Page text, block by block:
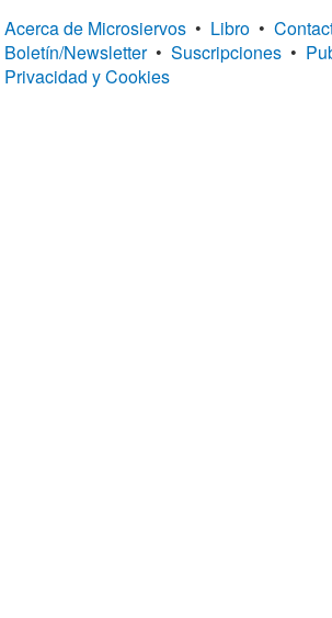
Acerca de Microsiervos • Libro •
Boletín/Newsletter • Suscripciones •
Privacidad y Cookies